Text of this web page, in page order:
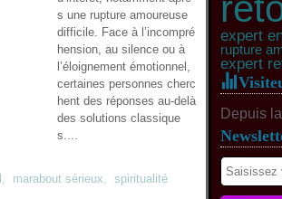
s une rupture amoureuse
difficile. Face à l’incompré
hension, au silence ou à
l’éloignement émotionnel,
certaines personnes cherc
hent des réponses au-delà
des solutions classique
s....
, marabout sérieux, spiritualité
expert
rupture
expert
Depuis